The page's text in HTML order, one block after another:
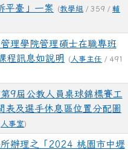
平臺」一案
(教學組 / 359 / 輔
理學院管理碩士在職專班
程訊息如說明
( 人事主任 / 491
9屆公教人員桌球錦標賽工
表及選手休息區位置分配圖
人事室)
辦理之「2024 桃園市中壢